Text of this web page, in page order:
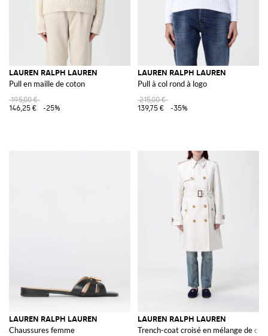
LAUREN RALPH LAUREN
Pull en maille de coton
195,00 €
146,25 €
-25%
LAUREN RALPH LAUREN
Pull à col rond à logo
215,00 €
139,75 €
-35%
LAUREN RALPH LAUREN
Chaussures femme
LAUREN RALPH LAUREN
Trench-coat croisé en mélange de